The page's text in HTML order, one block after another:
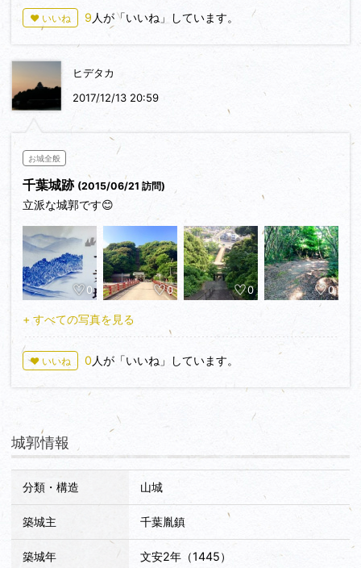
す。
攻城時間は１０分くらいでした。次の攻城先＝神代氏芦刈館に
向かいます。
♥ いいね 9 人が「いいね」しています。
ヒデタカ
2017/12/13 20:59
お城全般
千葉城跡 (2015/06/21 訪問)
立派な城郭です😊
0 0 0 0
+ すべての写真を見る
♥ いいね 0人が「いいね」しています。
城郭情報
分類・構造 山城
築城主 千葉胤鎮
築城年 文安2年（1445）